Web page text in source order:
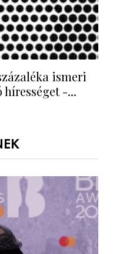
ismeri
hírességet -...